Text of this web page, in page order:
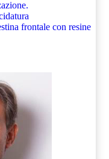
frontale con resine